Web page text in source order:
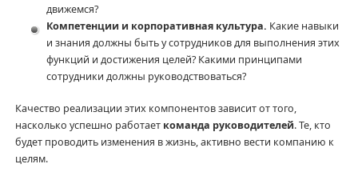
движемся?
Компетенции и корпоративная культура. Какие навыки
и знания должны быть у сотрудников для выполнения этих
функций и достижения целей? Какими принципами
сотрудники должны руководствоваться?
Качество реализации этих компонентов зависит от того,
насколько успешно работает команда руководителей. Те, кто
будет проводить изменения в жизнь, активно вести компанию к
целям.